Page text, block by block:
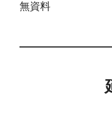
無資料